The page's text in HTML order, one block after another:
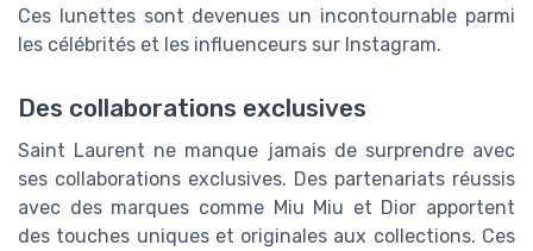
Ces lunettes sont devenues un incontournable parmi
les célébrités et les influenceurs sur Instagram.
Des collaborations exclusives
Saint Laurent ne manque jamais de surprendre avec
ses collaborations exclusives. Des partenariats réussis
avec des marques comme Miu Miu et Dior apportent
des touches uniques et originales aux collections. Ces